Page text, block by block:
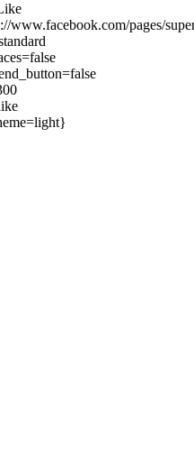
www.facebook.com/pages/